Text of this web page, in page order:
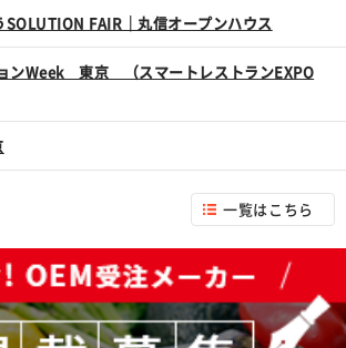
FAIR｜丸信オープンハウス
ンWeek 東京 （スマートレストランEXPO
一覧はこちら